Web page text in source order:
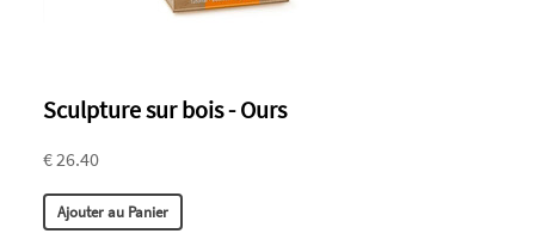
Sculpture sur bois - Ours
€ 26.40
Ajouter au Panier